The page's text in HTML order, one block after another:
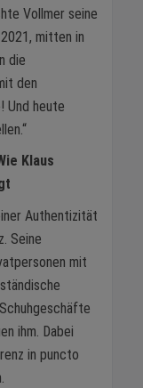
Vollmer seine
mitten in
die
den
Und heute
Klaus
Authentizität
Seine
mit
ihm. Dabei
in puncto